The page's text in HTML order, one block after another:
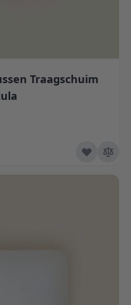
Traagschuim